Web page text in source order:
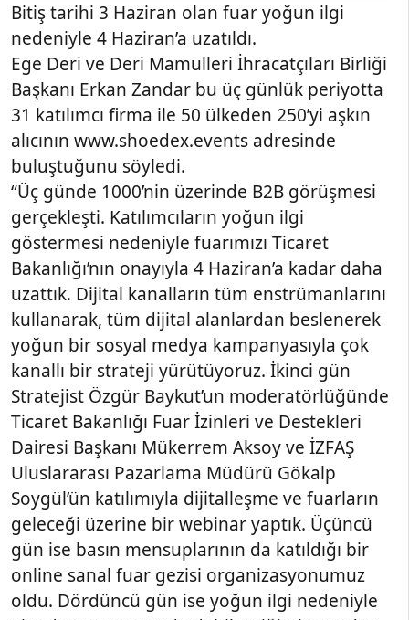
Bitiş tarihi 3 Haziran olan fuar yoğun ilgi
nedeniyle 4 Haziran’a uzatıldı.
Ege Deri ve Deri Mamulleri İhracatçıları Birliği
Başkanı Erkan Zandar bu üç günlük periyotta
31 katılımcı firma ile 50 ülkeden 250’yi aşkın
alıcının www.shoedex.events adresinde
buluştuğunu söyledi.
“Üç günde 1000’nin üzerinde B2B görüşmesi
gerçekleşti. Katılımcıların yoğun ilgi
göstermesi nedeniyle fuarımızı Ticaret
Bakanlığı’nın onayıyla 4 Haziran’a kadar daha
uzattık. Dijital kanalların tüm enstrümanlarını
kullanarak, tüm dijital alanlardan beslenerek
yoğun bir sosyal medya kampanyasıyla çok
kanallı bir strateji yürütüyoruz. İkinci gün
Stratejist Özgür Baykut’un moderatörlüğünde
Ticaret Bakanlığı Fuar İzinleri ve Destekleri
Dairesi Başkanı Mükerrem Aksoy ve İZFAŞ
Uluslararası Pazarlama Müdürü Gökalp
Soygül’ün katılımıyla dijitalleşme ve fuarların
geleceği üzerine bir webinar yaptık. Üçüncü
gün ise basın mensuplarının da katıldığı bir
online sanal fuar gezisi organizasyonumuz
oldu. Dördüncü gün ise yoğun ilgi nedeniyle